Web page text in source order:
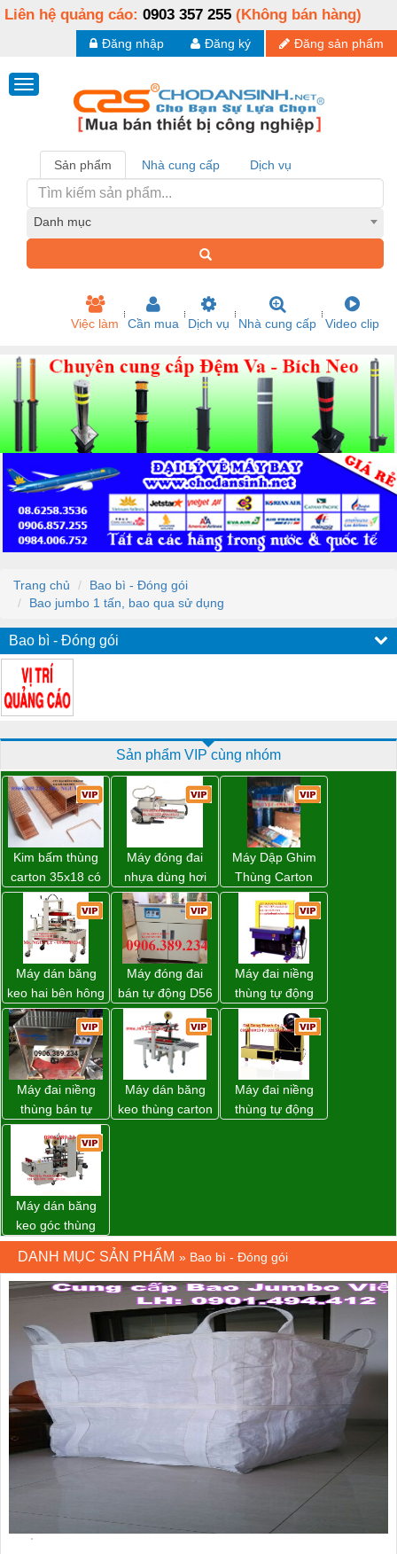
Liên hệ quảng cáo: 0903 357 255 (Không bán hàng)
Đăng sản phẩm
Đăng ký
Đăng nhập
Sản phẩm Nhà cung cấp Dịch vụ
Danh mục
Việc làm Cần mua Dịch vụ Nhà cung cấp Video clip
Trang chủ
Bao bì - Đóng gói
Bao jumbo 1 tấn, bao qua sử dụng
Bao bì - Đóng gói
Sản phẩm VIP cùng nhóm
Kim bấm thùng
carton 35x18 có
sẵn giá rẻ toàn
quốc
Máy đóng đai
nhựa dùng hơi
khí nén WP-20
Máy Dập Ghim
Thùng Carton
Wp-1200 Chính
Hãng Đài Loan
Máy dán băng
keo hai bên hông
thùng carton
WP-5050SA giá
rẻ Miền Nam
Máy đóng đai
bán tự động D56
Strapack
Máy đai niềng
thùng tự động
DBA-200 giá tốt
Máy đai niềng
thùng bán tự
động D53XS2
của hãng
Strapack Nhật
Máy dán băng
keo thùng carton
Máy đai niềng
thùng tự động
Máy dán băng
keo góc thùng
carton giá tốt
Đồng Nai
DANH MỤC SẢN PHẨM » Bao bì - Đóng gói